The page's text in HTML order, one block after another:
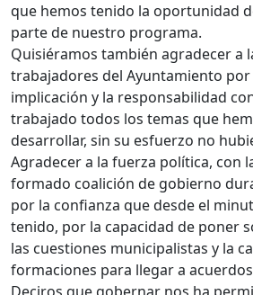
que hemos tenido la oportunidad
parte de nuestro programa.
Quisiéramos también agradecer a
trabajadores del Ayuntamiento por
implicación y la responsabilidad
trabajado todos los temas que
desarrollar, sin su esfuerzo no
Agradecer a la fuerza política, con
formado coalición de gobierno
por la confianza que desde el
tenido, por la capacidad de poner
las cuestiones municipalistas y la
formaciones para llegar a